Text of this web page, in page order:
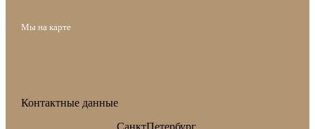
Мы на карте
Контактные данные
СанктПетербург,